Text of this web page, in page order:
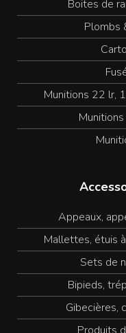
Boites de
Plombs
Munitions 22 lr,
Appeaux,
Mallettes, étuis
Sets de
Bipieds,
Gibecières,